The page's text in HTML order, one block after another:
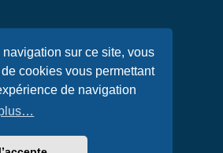
sur ce site, vous
cookies vous permettant
de navigation